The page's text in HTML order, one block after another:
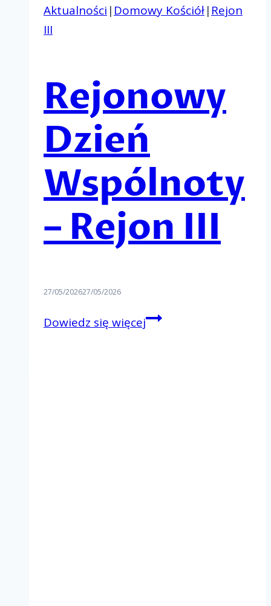
Aktualności | Domowy Kościół| Rejon
III
Rejonowy
Dzień
Wspólnoty
– Rejon III
27/05/202627/05/2026
Dowiedz się więcejRejonowy